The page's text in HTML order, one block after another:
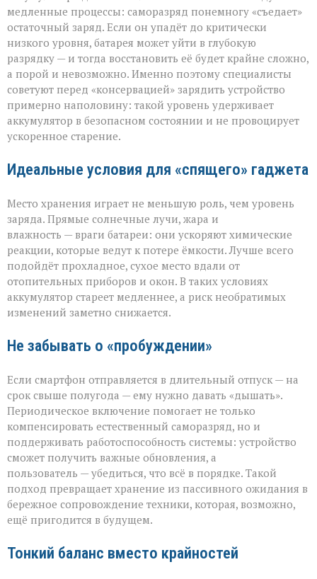
медленные процессы: саморазряд понемногу «съедает»
остаточный заряд. Если он упадёт до критически
низкого уровня, батарея может уйти в глубокую
разрядку — и тогда восстановить её будет крайне сложно,
а порой и невозможно. Именно поэтому специалисты
советуют перед «консервацией» зарядить устройство
примерно наполовину: такой уровень удерживает
аккумулятор в безопасном состоянии и не провоцирует
ускоренное старение.
Идеальные условия для «спящего» гаджета
Место хранения играет не меньшую роль, чем уровень
заряда. Прямые солнечные лучи, жара и
влажность — враги батареи: они ускоряют химические
реакции, которые ведут к потере ёмкости. Лучше всего
подойдёт прохладное, сухое место вдали от
отопительных приборов и окон. В таких условиях
аккумулятор стареет медленнее, а риск необратимых
изменений заметно снижается.
Не забывать о «пробуждении»
Если смартфон отправляется в длительный отпуск — на
срок свыше полугода — ему нужно давать «дышать».
Периодическое включение помогает не только
компенсировать естественный саморазряд, но и
поддерживать работоспособность системы: устройство
сможет получить важные обновления, а
пользователь — убедиться, что всё в порядке. Такой
подход превращает хранение из пассивного ожидания в
бережное сопровождение техники, которая, возможно,
ещё пригодится в будущем.
Тонкий баланс вместо крайностей